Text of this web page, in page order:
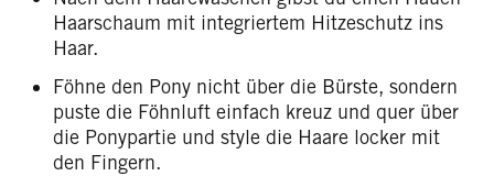
Haarschaum mit integriertem Hitzeschutz ins
Haar.
Föhne den Pony nicht über die Bürste, sondern
puste die Föhnluft einfach kreuz und quer über
die Ponypartie und style die Haare locker mit
den Fingern.